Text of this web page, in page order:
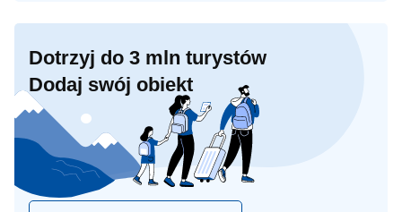
Dotrzyj do 3 mln turystów
Dodaj swój obiekt